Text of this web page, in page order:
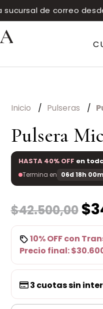
sucursal de correo
Inicio Pulseras
Pulsera
HASTA 40% OFF en
Termina en 06d 18h
$42.500,00
10% OFFcon
Precio final:
3 cuotas sin